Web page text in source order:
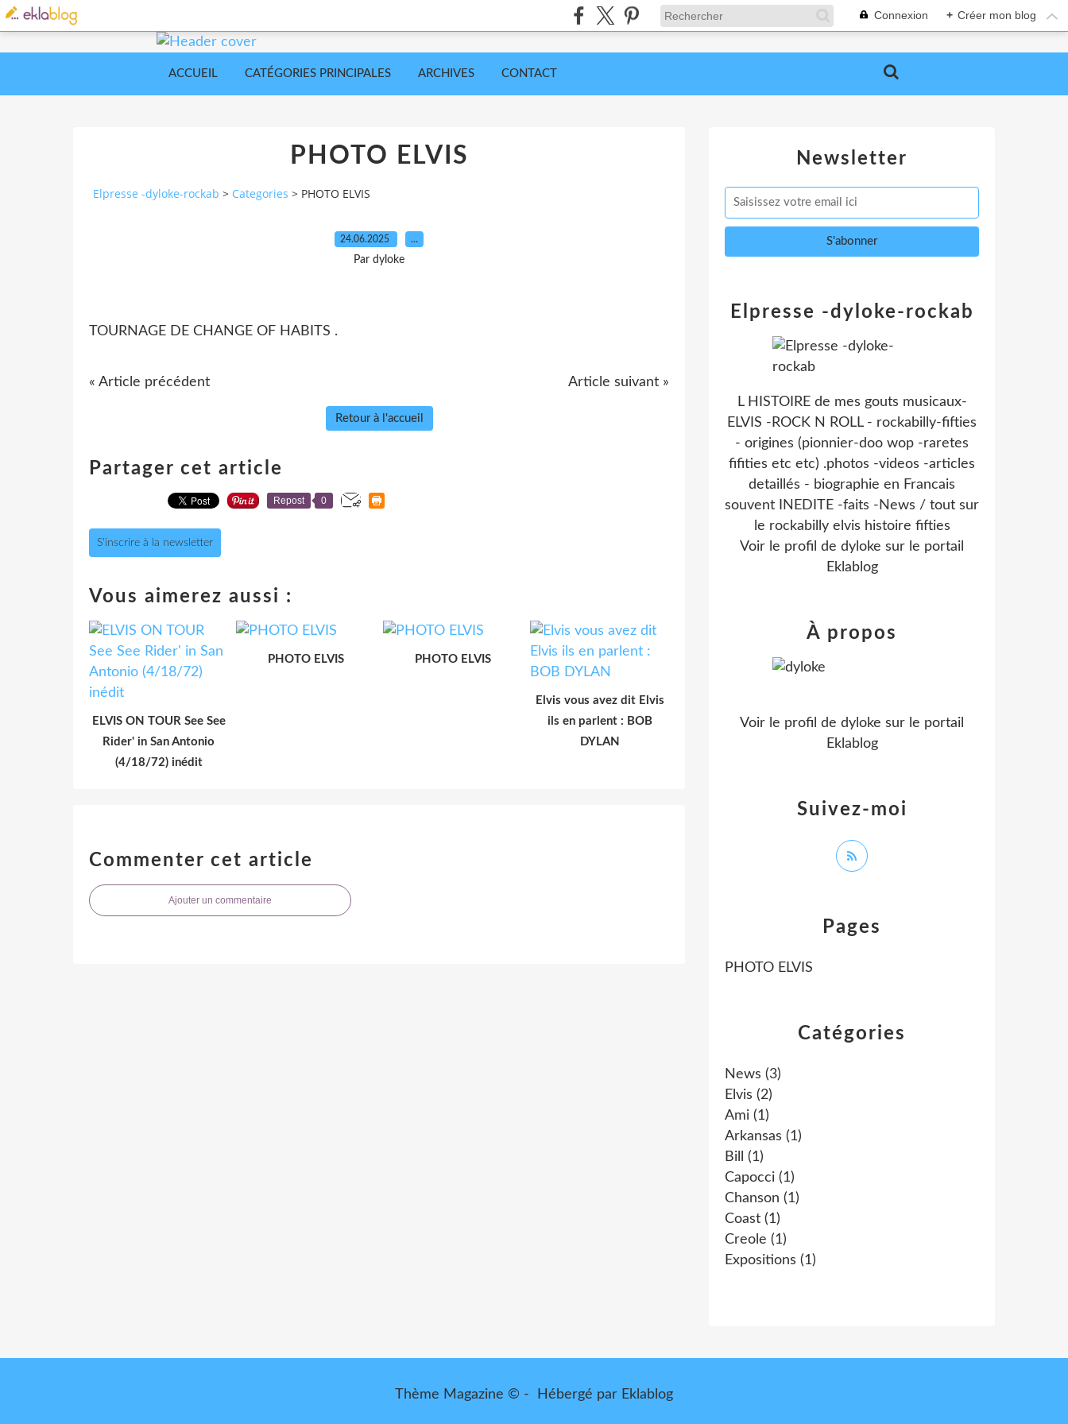
Connexion + Créer mon blog
ACCUEIL CATÉGORIES PRINCIPALES ARCHIVES CONTACT
PHOTO ELVIS
Elpresse -dyloke-rockab > Categories > PHOTO ELVIS
24.06.2025 …
Par dyloke
TOURNAGE DE CHANGE OF HABITS .
« Article précédent Article suivant »
Retour à l'accueil
Partager cet article
Repost 0
S'inscrire à la newsletter
Vous aimerez aussi :
ELVIS ON TOUR See See
Rider' in San Antonio
(4/18/72) inédit
PHOTO ELVIS PHOTO ELVIS
Elvis vous avez dit Elvis
ils en parlent : BOB
DYLAN
Commenter cet article
Ajouter un commentaire
Newsletter
Catégories
News (3)
Elvis (2)
Ami (1)
Arkansas (1)
Bill
(1)
Capocci (1)
Chanson (1)
Coast (1)
Creole (1)
Expositions (1)
Pages
PHOTO ELVIS
Elpresse -dyloke-rockab
L HISTOIRE de mes gouts musicaux-
ELVIS -ROCK N ROLL - rockabilly-fifties
- origines (pionnier-doo wop -raretes
fifities etc etc) .photos -videos -articles
detaillés - biographie en Francais
souvent INEDITE -faits -News / tout sur
le rockabilly elvis histoire fifties
Voir le profil de dyloke sur le portail
Eklablog
Suivez-moi
À propos
Voir le profil de dyloke sur le portail
Eklablog
Thème Magazine © - Hébergé par Eklablog